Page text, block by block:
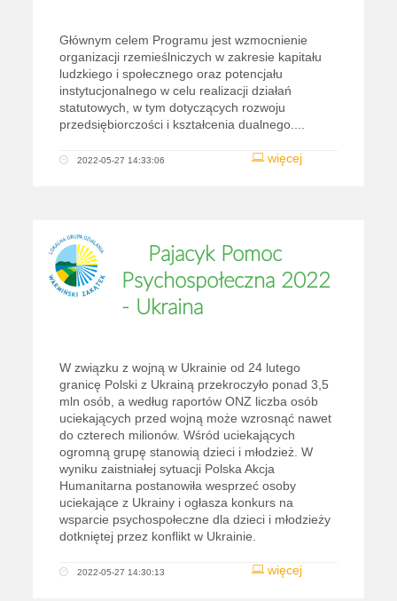
Głównym celem Programu jest wzmocnienie
organizacji rzemieślniczych w zakresie kapitału
ludzkiego i społecznego oraz potencjału
instytucjonalnego w celu realizacji działań
statutowych, w tym dotyczących rozwoju
przedsiębiorczości i kształcenia dualnego....
więcej
2022-05-27 14:33:06
Pajacyk Pomoc
Psychospołeczna 2022
- Ukraina
W związku z wojną w Ukrainie od 24 lutego
granicę Polski z Ukrainą przekroczyło ponad 3,5
mln osób, a według raportów ONZ liczba osób
uciekających przed wojną może wzrosnąć nawet
do czterech milionów. Wśród uciekających
ogromną grupę stanowią dzieci i młodzież. W
wyniku zaistniałej sytuacji Polska Akcja
Humanitarna postanowiła wesprzeć osoby
uciekające z Ukrainy i ogłasza konkurs na
wsparcie psychospołeczne dla dzieci i młodzieży
dotkniętej przez konflikt w Ukrainie.
więcej
2022-05-27 14:30:13